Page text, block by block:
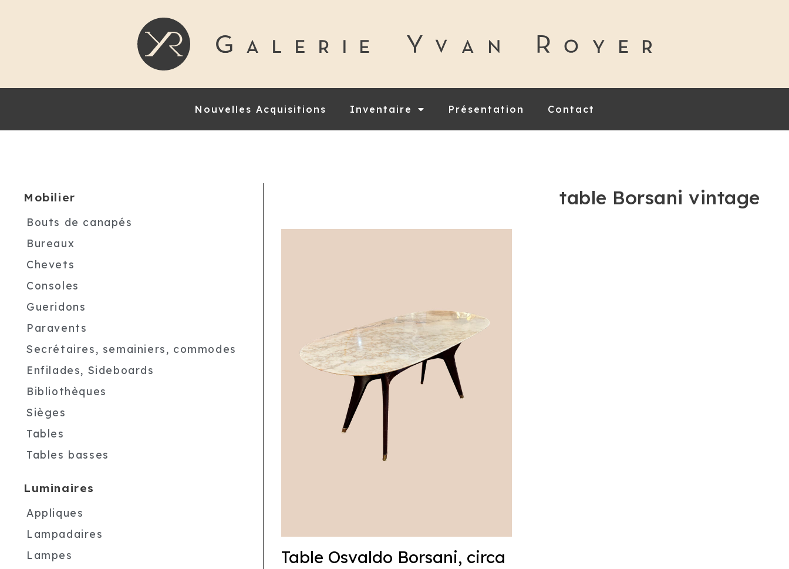
Nouvelles Acquisitions Inventaire Présentation Contact
Mobilier
Bouts de canapés
Bureaux
Chevets
Consoles
Gueridons
Paravents
Secrétaires, semainiers, commodes
Enfilades, Sideboards
Bibliothèques
Sièges
Tables
Tables basses
Luminaires
Appliques
Lampadaires
Lampes
table Borsani vintage
Table Osvaldo Borsani, circa